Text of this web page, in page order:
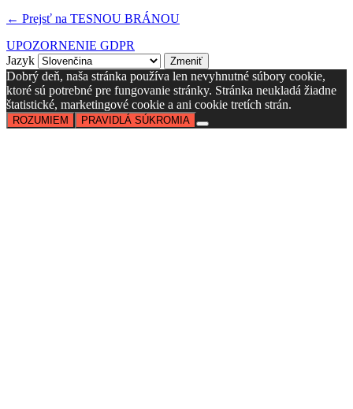
← Prejsť na TESNOU BRÁNOU
UPOZORNENIE GDPR
Jazyk
Dobrý deň, naša stránka používa len nevyhnutné súbory cookie,
ktoré sú potrebné pre fungovanie stránky. Stránka neukladá žiadne
štatistické, marketingové cookie a ani cookie tretích strán.
ROZUMIEM PRAVIDLÁ SÚKROMIA